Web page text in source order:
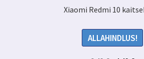
Xiaomi Redmi 10
ALLAHINDLUS!